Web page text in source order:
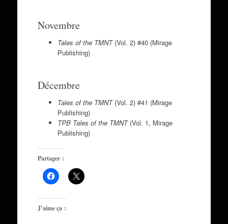
Novembre
Tales of the TMNT(Vol. 2) #40 (Mirage
Publishing)
Décembre
Tales of the TMNT(Vol. 2) #41 (Mirage
Publishing)
TPB Tales of the TMNT(Vol. 1, Mirage
Publishing)
Partager :
J’aime ça :